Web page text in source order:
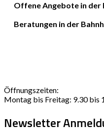
Offene Angebote in der
Beratungen in der
Öffnungszeiten:
Montag bis Freitag: 9.30 bis
Newsletter